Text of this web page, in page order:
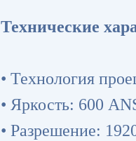
Технические
• Технология
• Яркость: 600
• Разрешение: